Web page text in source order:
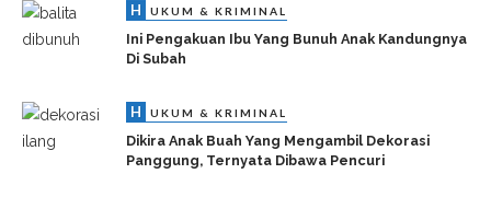
H UKUM & KRIMINAL
Ini Pengakuan Ibu Yang Bunuh Anak Kandungnya
Di Subah
H UKUM & KRIMINAL
Dikira Anak Buah Yang Mengambil Dekorasi
Panggung, Ternyata Dibawa Pencuri